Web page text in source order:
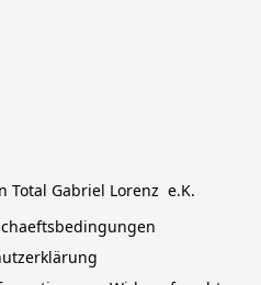
Total Gabriel Lorenz  e.K.